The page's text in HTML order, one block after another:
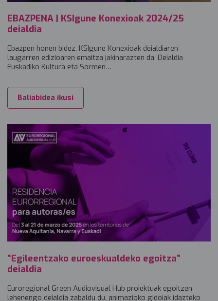
EBAZPENA | KSIgune Konexioak 2024/25
deialdia
Ebazpen honen bidez, KSIgune Konexioak deialdiaren
laugarren edizioaren emaitza jakinarazten da. Deialdia
Euskadiko Kultura eta Sormen…
Baliabidea ikusi
“Egileentzako euroeskualdeko egoitza”
deialdia
Euroregional Green Audiovisual Hub proiektuak egoitzen
lehenengo deialdia zabaldu du, animazioko gidoiak idazteko